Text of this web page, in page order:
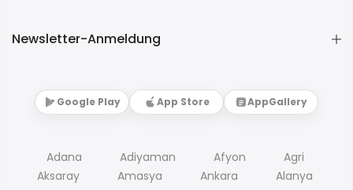
Newsletter-Anmeldung
Google Play App Store AppGallery
Adana Adiyaman Afyon
Agri
Aksaray
Amasya Ankara
Alanya